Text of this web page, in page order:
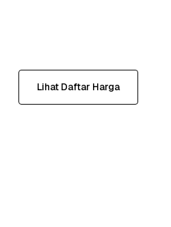
Lihat Daftar Harga